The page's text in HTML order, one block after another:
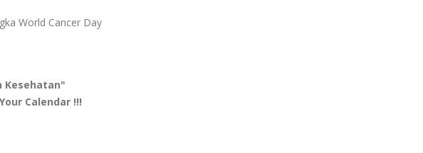
World Cancer Day
Kesehatan"
Calendar !!!